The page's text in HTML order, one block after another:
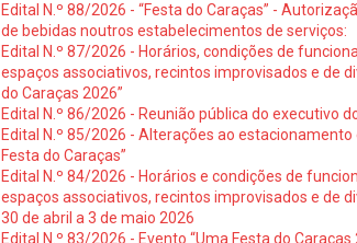
Edital N.º 88/2026 - “Festa do Caraças” -
de bebidas noutros estabelecimentos de serviços:
Edital N.º 87/2026 - Horários, condições de
espaços associativos, recintos improvisados e de
do Caraças 2026”
Edital N.º 86/2026 - Reunião pública do executivo
Edital N.º 85/2026 - Alterações ao
Festa do Caraças”
Edital N.º 84/2026 - Horários e condições de
espaços associativos, recintos improvisados e de
30 de abril a 3 de maio 2026
Edital N.º 83/2026 - Evento “Uma Festa do